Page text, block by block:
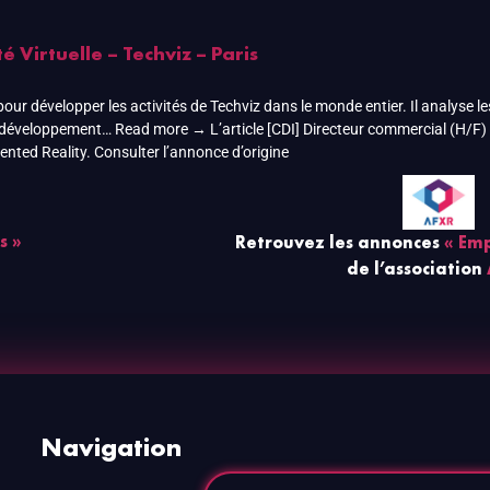
Virtuelle – Techviz – Paris
développer les activités de Techviz dans le monde entier. Il analyse
Read more → L’article [CDI] Directeur commercial (H/
Reality. Consulter l’annonce d’origine
» Retrouvez les annonces«
de l’association
Navigation